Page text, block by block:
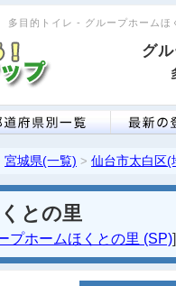
多目的トイレ - グループホーム
グ
宮城県(一覧) > 仙台市太白区(
との里
プホームほくとの里 (SP)